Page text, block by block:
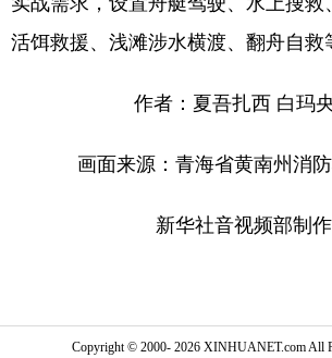
活饵救援、浅滩涉水横渡、翻舟自救
作者：夏吾扎西 白玛
画面来源：青海省黄南州消
新华社音视频部制作
Copyright © 2000- 2026 XINHUANET.com All